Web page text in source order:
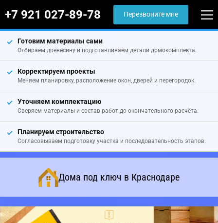
+7 921 027-89-78 Перезвоните мне
Готовим материалы сами
Отбираем древесину и подготавливаем детали домокомплекта.
Корректируем проекты
Меняем планировку, расположение окон, дверей и перегородок.
Уточняем комплектацию
Сверяем материалы и состав работ до окончательного расчёта.
Планируем строительство
Согласовываем подготовку участка и последовательность этапов.
Дома под ключ в Краснодаре